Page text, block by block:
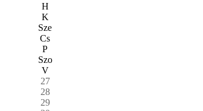
H
K
Sze
Cs
P
Szo
V
27
28
29